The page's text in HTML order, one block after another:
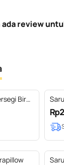
ada review
Biru